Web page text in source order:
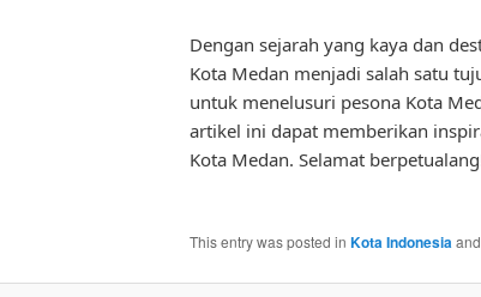
Dengan sejarah yang kaya dan
Kota Medan menjadi salah satu
untuk menelusuri pesona Kota
artikel ini dapat memberikan
Kota Medan. Selamat
This entry was posted in Kota Indonesia